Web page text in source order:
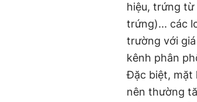
hiệu, trứng
trứng)... các
trường với
kênh phân
Đặc biệt, mặt
nên thường